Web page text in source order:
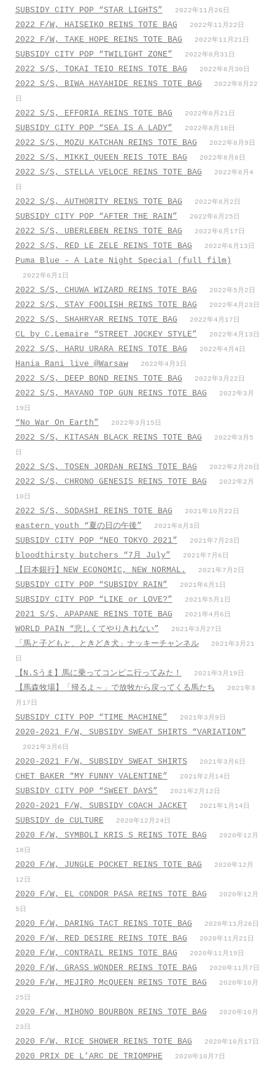
SUBSIDY CITY POP “STAR LIGHTS” 2022年11月26日
2022 F/W, HAISEIKO REINS TOTE BAG 2022年11月22日
2022 F/W, TAKE HOPE REINS TOTE BAG 2022年11月21日
SUBSIDY CITY POP “TWILIGHT ZONE” 2022年8月31日
2022 S/S, TOKAI TEIO REINS TOTE BAG 2022年8月30日
2022 S/S, BIWA HAYAHIDE REINS TOTE BAG
2022年8月22
日
2022 S/S, EFFORIA REINS TOTE BAG 2022年8月21日
SUBSIDY CITY POP “SEA IS A LADY” 2022年8月10日
2022 S/S, MOZU KATCHAN REINS TOTE BAG 2022年8月9日
2022 S/S, MIKKI QUEEN REIS TOTE BAG 2022年8月8日
2022 S/S, STELLA VELOCE REINS TOTE BAG
2022年8月4
日
2022 S/S, AUTHORITY REINS TOTE BAG 2022年8月2日
SUBSIDY CITY POP “AFTER THE RAIN” 2022年6月25日
2022 S/S, UBERLEBEN REINS TOTE BAG 2022年6月17日
2022 S/S, RED LE ZELE REINS TOTE BAG 2022年6月13日
Puma Blue – A Late Night Special (full film)
2022年6月1日
2022 S/S, CHUWA WIZARD REINS TOTE BAG 2022年5月2日
2022 S/S, STAY FOOLISH REINS TOTE BAG 2022年4月23日
2022 S/S, SHAHRYAR REINS TOTE BAG 2022年4月17日
CL by C.Lemaire “STREET JOCKEY STYLE” 2022年4月13日
2022 S/S, HARU URARA REINS TOTE BAG 2022年4月4日
Hania Rani live @Warsaw 2022年4月3日
2022 S/S, DEEP BOND REINS TOTE BAG 2022年3月22日
2022 S/S, MAYANO TOP GUN REINS TOTE BAG
2022年3月
19日
“No War On Earth” 2022年3月15日
2022 S/S, KITASAN BLACK REINS TOTE BAG
2022年3月5
日
2022 S/S, TOSEN JORDAN REINS TOTE BAG 2022年2月20日
2022 S/S, CHRONO GENESIS REINS TOTE BAG
2022年2月
10日
2022 S/S, SODASHI REINS TOTE BAG 2021年10月22日
eastern youth “夏の日の午後” 2021年8月3日
SUBSIDY CITY POP “NEO TOKYO 2021” 2021年7月23日
bloodthirsty butchers “7月_July” 2021年7月6日
【日本銀行】NEW ECONOMIC, NEW NORMAL. 2021年7月2日
SUBSIDY CITY POP “SUBSIDY RAIN” 2021年6月1日
SUBSIDY CITY POP “LIKE or LOVE?” 2021年5月1日
2021 S/S, APAPANE REINS TOTE BAG 2021年4月6日
WORLD PAIN “悲しくてやりきれない” 2021年3月27日
「馬と子どもと、ときどき犬」ナッキーチャンネル
2021年3月21
日
【N.Sうま】馬に乗ってコンビニ行ってみた！ 2021年3月19日
【馬森牧場】「帰るよ～」で放牧から戻ってくる馬たち
2021年3
月17日
SUBSIDY CITY POP “TIME MACHINE” 2021年3月9日
2020-2021 F/W, SUBSIDY SWEAT SHIRTS “VARIATION”
2021年3月6日
2020-2021 F/W, SUBSIDY SWEAT SHIRTS 2021年3月6日
CHET BAKER “MY FUNNY VALENTINE” 2021年2月14日
SUBSIDY CITY POP “SWEET DAYS” 2021年2月12日
2020-2021 F/W, SUBSIDY COACH JACKET 2021年1月14日
SUBSIDY de CULTURE 2020年12月24日
2020 F/W, SYMBOLI KRIS S REINS TOTE BAG
2020年12月
18日
2020 F/W, JUNGLE POCKET REINS TOTE BAG
2020年12月
12日
2020 F/W, EL CONDOR PASA REINS TOTE BAG
2020年12月
5日
2020 F/W, DARING TACT REINS TOTE BAG 2020年11月26日
2020 F/W, RED DESIRE REINS TOTE BAG 2020年11月21日
2020 F/W, CONTRAIL REINS TOTE BAG 2020年11月19日
2020 F/W, GRASS WONDER REINS TOTE BAG 2020年11月7日
2020 F/W, MEJIRO McQUEEN REINS TOTE BAG
2020年10月
25日
2020 F/W, MIHONO BOURBON REINS TOTE BAG
2020年10月
23日
2020 F/W, RICE SHOWER REINS TOTE BAG 2020年10月17日
2020 PRIX DE L’ARC DE TRIOMPHE 2020年10月7日